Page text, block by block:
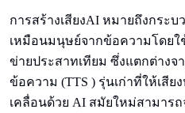
การสร้างเสียงAI หมายถึงกระ
เหมือนมนุษย์จากข้อความโดย
ข่ายประสาทเทียม ซึ่งแตกต่างจ
ข้อความ (TTS ) รุ่นเก่าที่ให้เสีย
เคลื่อนด้วย AI สมัยใหม่สามาร